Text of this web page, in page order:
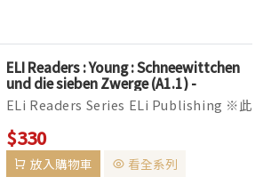
ELI Readers : Young : Schneewittchen
und die sieben Zwerge (A1.1) -
Buch+Multi ROM 書+Multi ROM
ELi Readers Series ELi Publishing ※此
系列書籍CD版本已改版，目前國外出貨時
有可能替換成Audio Download線上音檔
下載版本。 ▌全彩印刷，全套分為Yo...
$330
放入購物車 看全系列